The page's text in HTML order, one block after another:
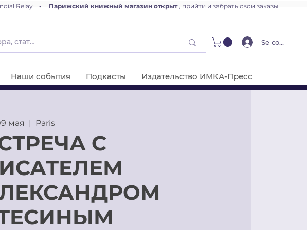
Se connecter
Наши события Подкасты Издательство ИМКА-Пресс
мая
  |
Paris
С
Relay • Парижский книжный магазин открыт , прийти и забрать свои заказы